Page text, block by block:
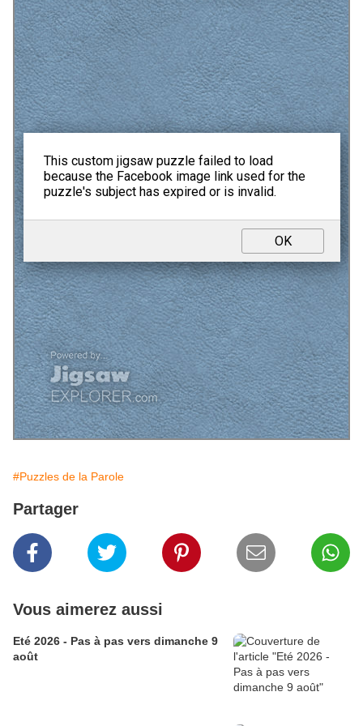
#Puzzles de la Parole
Partager
Vous aimerez aussi
Eté 2026 - Pas à pas vers dimanche 9
août